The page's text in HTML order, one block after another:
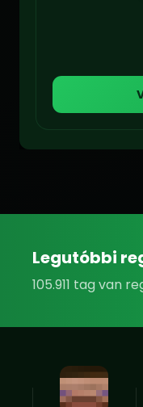
Legutóbbi
105.911 tag van